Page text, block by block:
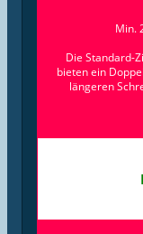
Min.
Die Standard-
bieten ein
längeren
wohnen, denn